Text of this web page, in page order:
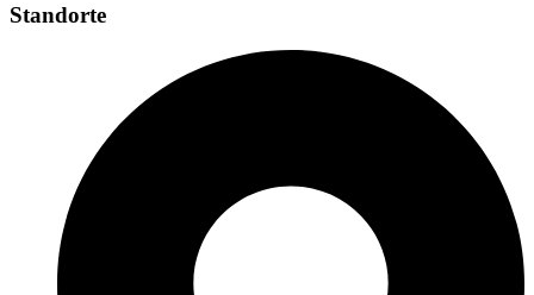
Standorte